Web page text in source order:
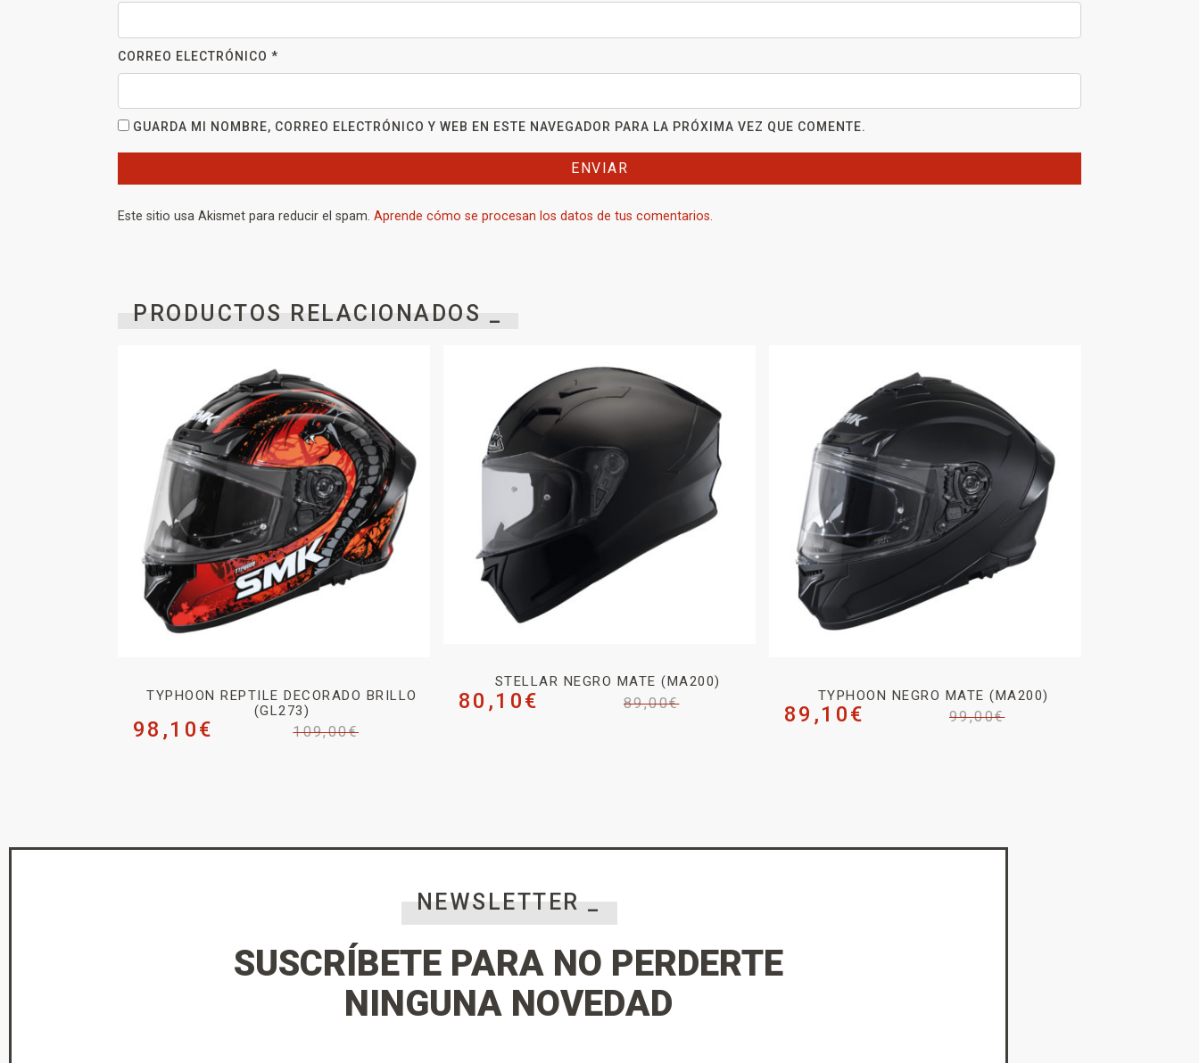
CORREO ELECTRÓNICO *
GUARDA MI NOMBRE, CORREO ELECTRÓNICO Y WEB EN ESTE NAVEGADOR PARA LA PRÓXIMA VEZ QUE COMENTE.
Este sitio usa Akismet para reducir el spam. Aprende cómo se procesan los datos de tus comentarios.
PRODUCTOS RELACIONADOS _
TYPHOON REPTILE DECORADO BRILLO
(GL273)
109,00€
98,10€
STELLAR NEGRO MATE (MA200)
89,00€
80,10€ TYPHOON NEGRO MATE (MA200)
99,00€
89,10€
NEWSLETTER _
SUSCRÍBETE PARA NO PERDERTE
NINGUNA NOVEDAD